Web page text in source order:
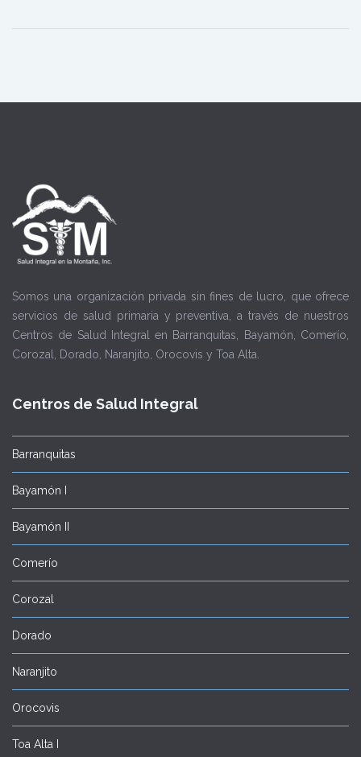
Somos una organización privada sin fines de lucro, que ofrece
servicios de salud primaria y preventiva, a través de nuestros
Centros de Salud Integral en Barranquitas, Bayamón, Comerío,
Corozal, Dorado, Naranjito, Orocovis y Toa Alta.
Centros de Salud Integral
Barranquitas
Bayamón I
Bayamón II
Comerío
Corozal
Dorado
Naranjito
Orocovis
Toa Alta I